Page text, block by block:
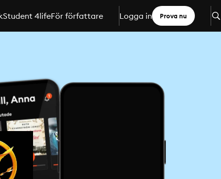
Student 4lifeFör författare Logga in Prova nu